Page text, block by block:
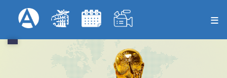
al
principal
Menú Superior